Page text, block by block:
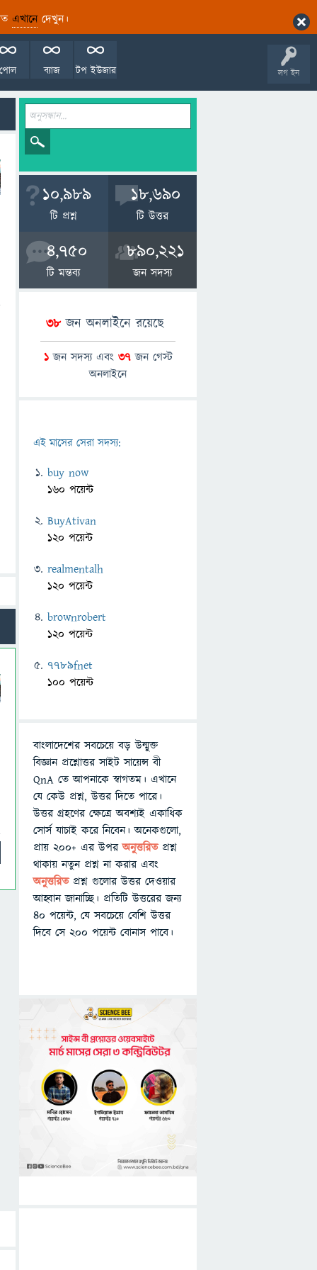
এখানেদেখুন।
লগ ইন
টপ ইউজার
ব্যাজ
পোল
10,989
টি প্রশ্ন
18,690
টি উত্তর
4,750
টি মন্তব্য
890,221
জন সদস্য
38জন অনলাইনে রয়েছে
1জন সদস্য এবং 37জন গেস্ট
অনলাইনে
এই মাসের সেরা সদস্য:
buy now
160 পয়েন্ট
BuyAtivan
120 পয়েন্ট
realmentalh
120 পয়েন্ট
brownrobert
120 পয়েন্ট
7789fnet
100 পয়েন্ট
বাংলাদেশের সবচেয়ে বড় উন্মুক্ত
বিজ্ঞান প্রশ্নোত্তর সাইট সায়েন্স বী
QnA তে আপনাকে স্বাগতম। এখানে
যে কেউ প্রশ্ন, উত্তর দিতে পারে।
উত্তর গ্রহণের ক্ষেত্রে অবশ্যই একাধিক
সোর্স যাচাই করে নিবেন। অনেকগুলো,
প্রায় ২০০+ এর উপরঅনুত্তরিতপ্রশ্ন
থাকায় নতুন প্রশ্ন না করার এবং
অনুত্তরিত প্রশ্ন গুলোর উত্তর দেওয়ার
আহ্বান জানাচ্ছি। প্রতিটি উত্তরের জন্য
৪০ পয়েন্ট, যে সবচেয়ে বেশি উত্তর
দিবে সে ২০০ পয়েন্ট বোনাস পাবে।